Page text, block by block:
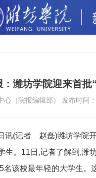
潍坊学院迎来首批
心（院报编辑部） 发布时间
讯(记者 赵磊)潍坊学院
生。11日,记者了解到,潍
名该校最年轻的大学生。